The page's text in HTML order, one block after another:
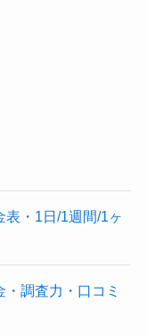
・1日/1週間/1ヶ
調査力・口コミ